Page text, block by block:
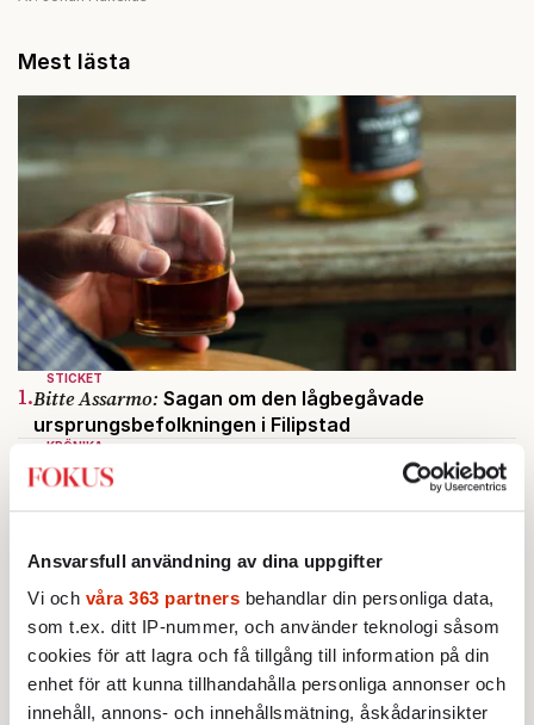
Ansvarsfull användning av dina uppgifter
Vi och våra 363 partners behandlar din personliga data,
som t.ex. ditt IP-nummer, och använder teknologi såsom
cookies för att lagra och få tillgång till information på din
enhet för att kunna tillhandahålla personliga annonser och
innehåll, annons- och innehållsmätning, åskådarinsikter
Mest lästa
STICKET
1.Bitte Assarmo: Sagan om den lågbegåvade
ursprungsbefolkningen i Filipstad
KRÖNIKA
2.Sakine Madon:
Efter islamistdådet oroar sig
vänstern för Agnes Wold
KRÖNIKA
franska civilisationen
4.Dan Korn: Quisling, quislingar och sten i glashus
UTRIKES
5. Därför liknar Putin både tsaren och Stalin
Av: Bengt Jangfeldt
STICKET
6.Christoffer Jonsson: Inte nu igen, Vänsterpartiet!